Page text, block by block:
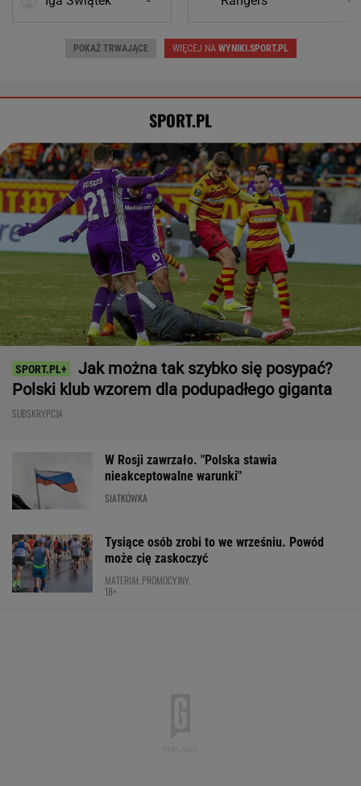
POKAŻ TRWAJĄCE WIĘCEJ NAWYNIKI.SPORT.PL
SPORT.PL
Jak można tak szybko się posypać?
Polski klub wzorem dla podupadłego giganta
SUBSKRYPCJA
W Rosji zawrzało. "Polska stawia
nieakceptowalne warunki"
SIATKÓWKA
Tysiące osób zrobi to we wrześniu. Powód
może cię zaskoczyć
MATERIAŁ PROMOCYJNY,
18+